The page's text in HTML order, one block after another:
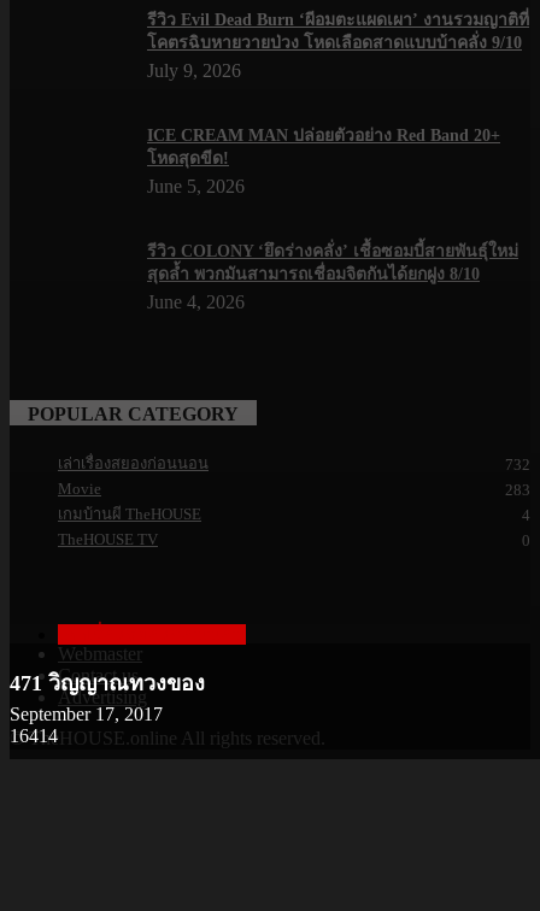
471 วิญญาณทวงของ
September 17, 2017
16414
รีวิว Evil Dead Burn ‘ผีอมตะแผดเผา’ งานรวมญาติที่
โคตรฉิบหายวายป่วง โหดเลือดสาดแบบบ้าคลั่ง 9/10
July 9, 2026
ICE CREAM MAN ปล่อยตัวอย่าง Red Band 20+
โหดสุดขีด!
June 5, 2026
รีวิว COLONY ‘ยึดร่างคลั่ง’ เชื้อซอมบี้สายพันธุ์ใหม่
สุดล้ำ พวกมันสามารถเชื่อมจิตกันได้ยกฝูง 8/10
June 4, 2026
POPULAR CATEGORY
เล่าเรื่องสยองก่อนนอน
732
Movie
283
เกมบ้านผี TheHOUSE
4
TheHOUSE TV
0
Webmaster
Contact us
Advertising
© TheHOUSE.online All rights reserved.